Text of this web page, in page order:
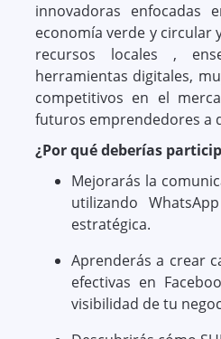
innovadoras
economía verde y circular
recursos locales ,
herramientas digitales,
competitivos en el
futuros emprendedores a
¿Por qué deberías
Mejorarás la
utilizando
estratégica.
Aprenderás a crear
efectivas en
visibilidad de tu